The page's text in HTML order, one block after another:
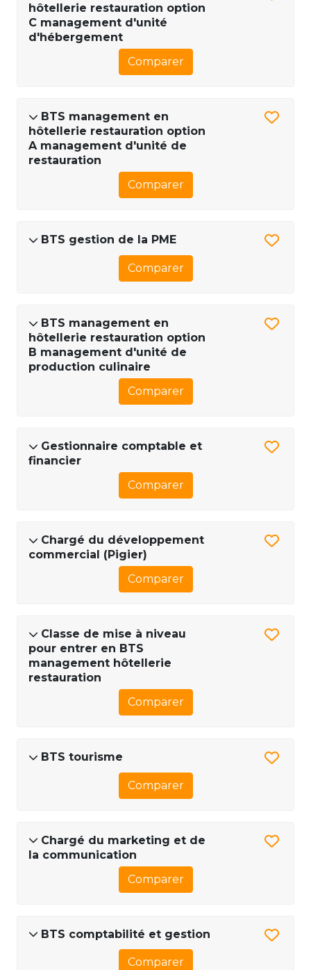
hôtellerie restauration option
C management d'unité
d'hébergement
Comparer
BTS management en
hôtellerie restauration option
A management d'unité de
restauration
Comparer
BTS gestion de la PME
Comparer
BTS management en
hôtellerie restauration option
B management d'unité de
production culinaire
Comparer
Gestionnaire comptable et
financier
Comparer
Chargé du développement
commercial (Pigier)
Comparer
Classe de mise à niveau
pour entrer en BTS
management hôtellerie
restauration
Comparer
BTS tourisme
Comparer
Chargé du marketing et de
la communication
Comparer
BTS comptabilité et gestion
Comparer